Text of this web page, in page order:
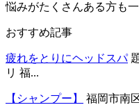
悩みがたくさんある方も
おすすめ記事
疲れをとりにヘッドスパ
リ 福...
【シャンプー】
福岡市南